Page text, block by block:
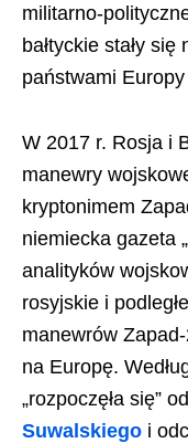
militarno-
bałtyckie stały
państwami
W 2017 r. Rosja i
manewry
kryptonimem
niemiecka gazeta
analityków
rosyjskie i
manewrów
na Europę.
„rozpoczęła się”
Suwalskiego i